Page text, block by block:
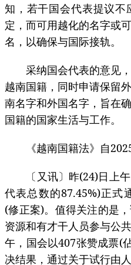
知，若干国会代表提议
定，而可用越化的名字或
名，以确保与国际接轨。
采纳国会代表的意见，
越南国籍，同时申请保留
南名字和外国名字，旨在
国籍的国家生活与工作。
《越南国籍法》自2025
〔又讯〕昨(24)日上午
代表总数的87.45%)正式
(修正案)。值得关注的是
资源和有才干人员参与公
午，国会以407张赞成票(
决结果，通过关于试行由